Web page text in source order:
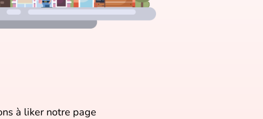
à liker notre page